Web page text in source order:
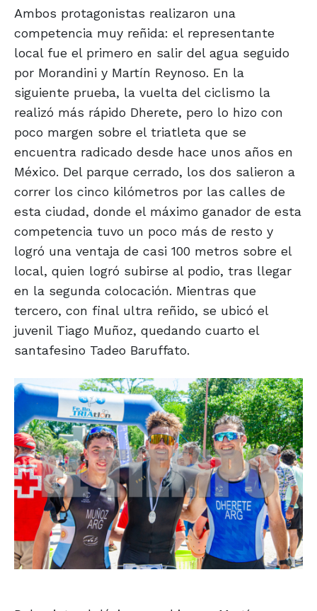
Ambos protagonistas realizaron una
competencia muy reñida: el representante
local fue el primero en salir del agua seguido
por Morandini y Martín Reynoso. En la
siguiente prueba, la vuelta del ciclismo la
realizó más rápido Dherete, pero lo hizo con
poco margen sobre el triatleta que se
encuentra radicado desde hace unos años en
México. Del parque cerrado, los dos salieron a
correr los cinco kilómetros por las calles de
esta ciudad, donde el máximo ganador de esta
competencia tuvo un poco más de resto y
logró una ventaja de casi 100 metros sobre el
local, quien logró subirse al podio, tras llegar
en la segunda colocación. Mientras que
tercero, con final ultra reñido, se ubicó el
juvenil Tiago Muñoz, quedando cuarto el
santafesino Tadeo Baruffato.